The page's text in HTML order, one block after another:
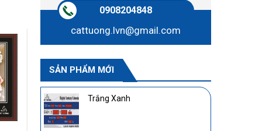
0908204848
cattuong.lvn@gmail.com
SẢN PHẨM MỚI
Trắng Xanh